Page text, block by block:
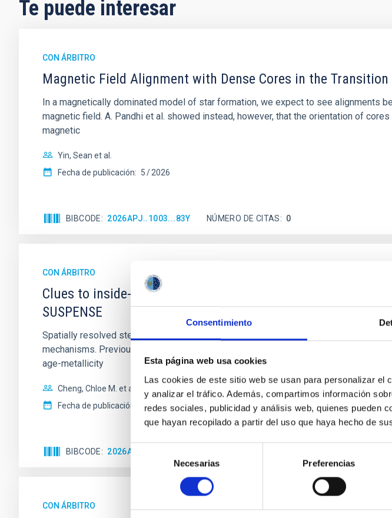
Consentimiento
Esta página web usa cookies
Las cookies de este sitio web se usan para personalizar
y analizar el tráfico. Además, compartimos información
redes sociales, publicidad y análisis web, quienes pueden
que hayan recopilado a partir del uso que haya hecho de
Selección
consentimiento
Necesarias Preferencias
Te puede interesar
CON ÁRBITRO
Magnetic Field Alignment with Dense Cores in the Transition
In a magnetically dominated model of star formation, we expect to see alignments
magnetic field. A. Pandhi et al. showed instead, however, that the orientation of
magnetic
Yin, Sean et al.
Fecha de publicación: 5 2026
BIBCODE 2026APJ..1003...83Y NÚMERO DE CITAS 0
CON ÁRBITRO
Clues to inside-out quenching in quiescent galaxies at 1.2
SUSPENSE
Spatially resolved stellar populations of massive quiescent galaxies at cosmic
mechanisms. Previous photometric studies have revealed that the cores of these
age-metallicity
Cheng, Chloe M. et al.
Fecha de publicación:
6 2026
BIBCODE 2026A&A...710A.158C
CON ÁRBITRO